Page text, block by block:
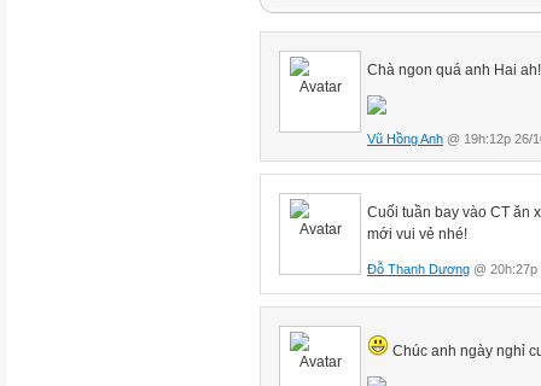
Chà ngon quá anh Hai
Vũ Hồng Anh @ 19h:12p 26/
Cuối tuần bay vào CT ăn
mới vui vẻ nhé!
Đỗ Thanh Dương @ 20h:27p
Chúc anh ngày nghỉ